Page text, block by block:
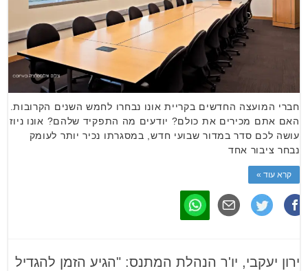
חברי המועצה החדשים בקריית אונו נבחרו לחמש השנים הקרובות.
האם אתם מכירים את כולם? יודעים מה התפקיד שלהם? אונו ניוז
עושה לכם סדר במדור שבועי חדש, במסגרתו נכיר יותר לעומק
נבחר ציבור אחד
קרא עוד »
ירון יעקבי, יו'ר הנהלת המתנס: "הגיע הזמן להגדיל